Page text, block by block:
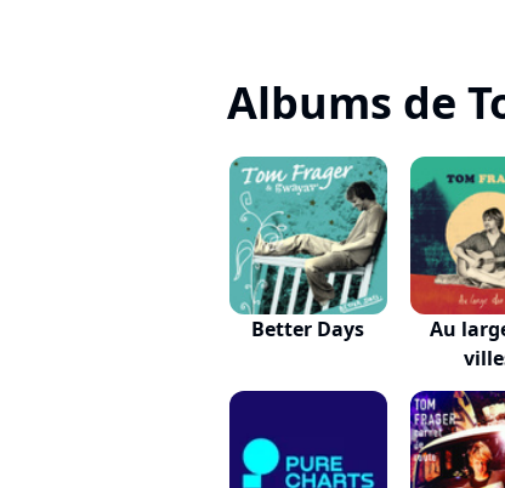
Albums de
Better Days
Au